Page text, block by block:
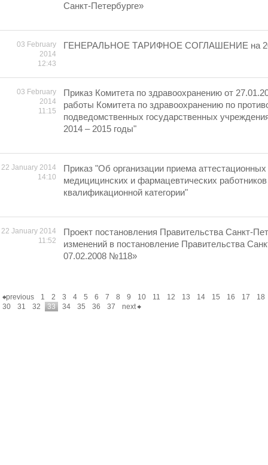
Санкт-Петербурге»
03 February
2014
12:43
ГЕНЕРАЛЬНОЕ ТАРИФНОЕ СОГЛАШЕНИЕ на
03 February
2014
11:15
Приказ Комитета по здравоохранению от
работы Комитета по здравоохранению по
подведомственных государственных
2014 – 2015 годы"
22 January 2014
14:10
Приказ "Об организации приема
медицицинских и фармацевтических
квалификационной категории"
22 January 2014
11:52
Проект постановления Правительства Санкт-
изменений в постановление Правительства
07.02.2008 №118»
previous 1 2 3 4 5 6 7 8 9 10 11 12 13 14 15 16 17
18
30
31 32 33 34 35 36 37 next